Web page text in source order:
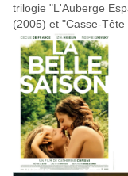
trilogie "L'Auberge
(2005) et "Casse-Tête